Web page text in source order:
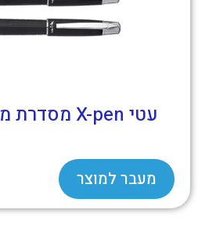
עטי X-pen מסדרת מאסטר Master
מעבר למוצר